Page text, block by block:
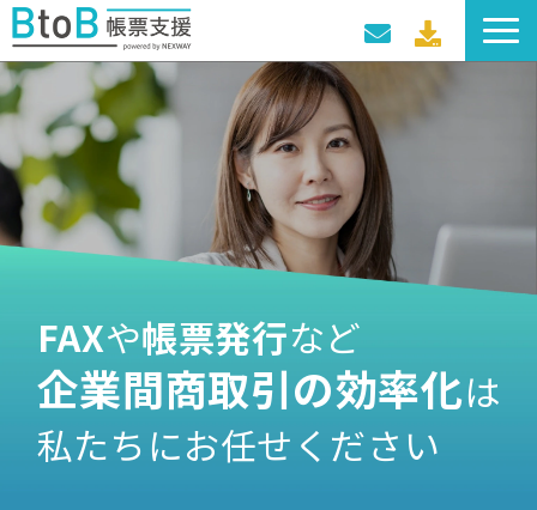
サービス一覧
導入事例
料金プラン
セミナー・イベント
FAXや帳票発行など
企業間商取引の効率化は
私たちにお任せください